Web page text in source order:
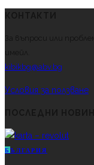
За въпроси или
имейл.
kibikbg@abv.bg
Условия за ползване
Б ЪЛГАРИЯ